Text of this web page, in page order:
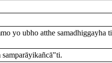
yo ubho atthe samadhiggayha